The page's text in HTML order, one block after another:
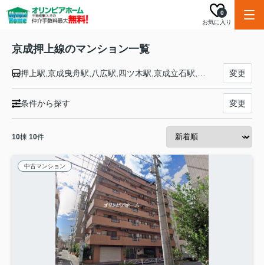
お気に入り
0
京成押上線のマンション一覧
変更
条件から探す 変更
10棟 10件
中古マンション